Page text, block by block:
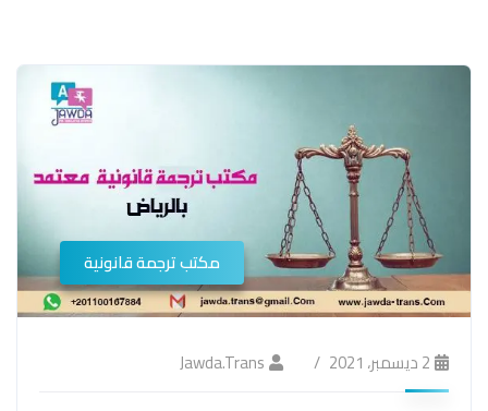
مكتب ترجمة قانونية
2 ديسمبر، 2021 Jawda.trans